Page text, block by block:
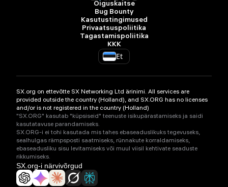
Õiguskaitse
Bug Bounty
Kasutustingimused
Privaatsuspoliitika
Tagastamispoliitika
KKK
Et
SX.org on ettevõtte SX Networking Ltd ärinimi. All services are
provided outside the country (Holland), and SX.ORG has no licenses
and/or is not registered in the country (Holland)
"SX.ORG" kasutab "küpsiseid" teenuste isikupärastamiseks ja saidi
kasutatavuse parandamiseks.
SX.ORG-i ei tohi kasutada mis tahes ebaseaduslikuks tegevuseks,
sealhulgas rämpsposti saatmiseks, rünnakute korraldamiseks,
ebaseadusliku sisu levitamiseks või muul viisil kehtivate seaduste
rikkumiseks.
SX.org-i närvivõrgud